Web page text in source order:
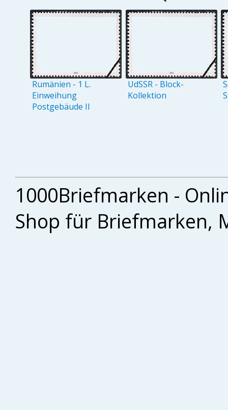
Rumänien - 1 L.
Einweihung
Postgebäude II
UdSSR - Block-
Kollektion
1000Briefmarken -
Shop für Briefmarken,